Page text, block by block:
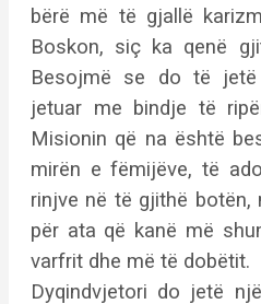
bërë më të gjallë
Boskon, siç ka qenë
Besojmë se do të
jetuar me bindje të
Misionin që na është
mirën e fëmijëve, të
rinjve në të gjithë botën,
për ata që kanë më
varfrit dhe më të dobëtit.
Dyqindvjetori do jetë